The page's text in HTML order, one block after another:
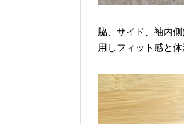
脇、サイド、袖内
用しフィット感と